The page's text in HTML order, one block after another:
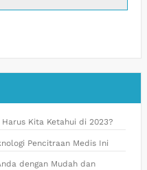
Kita Ketahui di 2023?
Pencitraan Medis Ini
dengan Mudah dan